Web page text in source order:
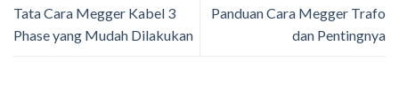
Tata Cara Megger Kabel 3
Phase yang Mudah Dilakukan
Panduan Cara Megger Trafo
dan Pentingnya